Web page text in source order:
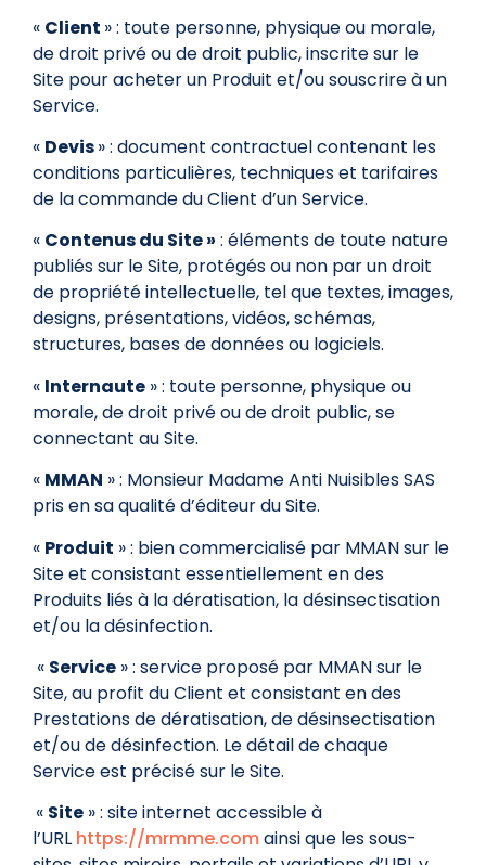
« Client » : toute personne, physique ou morale,
de droit privé ou de droit public, inscrite sur le
Site pour acheter un Produit et/ou souscrire à un
Service.
« Devis» : document contractuel contenant les
conditions particulières, techniques et tarifaires
de la commande du Client d’un Service.
« Contenus du Site » : éléments de toute nature
publiés sur le Site, protégés ou non par un droit
de propriété intellectuelle, tel que textes, images,
designs, présentations, vidéos, schémas,
structures, bases de données ou logiciels.
« Internaute » : toute personne, physique ou
morale, de droit privé ou de droit public, se
connectant au Site.
« MMAN » : Monsieur Madame Anti Nuisibles SAS
pris en sa qualité d’éditeur du Site.
« Produit » : bien commercialisé par MMAN sur le
Site et consistant essentiellement en des
Produits liés à la dératisation, la désinsectisation
et/ou la désinfection.
« Service » : service proposé par MMAN sur le
Site, au profit du Client et consistant en des
Prestations de dératisation, de désinsectisation
et/ou de désinfection. Le détail de chaque
Service est précisé sur le Site.
« Site » : site internet accessible à
l’URL https://mrmme.comainsi que les sous-